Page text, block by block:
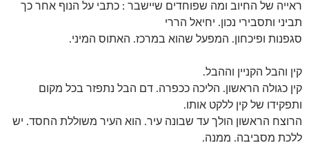
ראייה של החיוב ומה שפוחדים שיישבר : כתבי על הנוף אחר כך
תביני ותסבירי נכון. יחיאל הררי
סגפנות ופיכחון. המפעל שהוא במרכז. האתוס המיני.
קין והבל הקניין וההבל.
קין כגולה הראשון. הליכה ככפרה. דם הבל נתפזר בכל מקום
ותפקידו של קין ללקט אותו.
הרוצח הראשון הולך עד שבונה עיר. הוא העיר משוללת החסד. יש
ללכת מסביבה. ממנה.